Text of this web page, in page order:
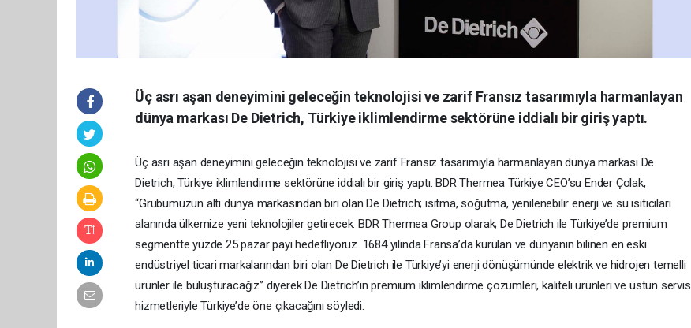
Üç asrı aşan deneyimini geleceğin teknolojisi ve zarif Fransız tasarımıyla harmanlayan
dünya markası De Dietrich, Türkiye iklimlendirme sektörüne iddialı bir giriş yaptı.
Üç asrı aşan deneyimini geleceğin teknolojisi ve zarif Fransız tasarımıyla harmanlayan dünya markası De
Dietrich, Türkiye iklimlendirme sektörüne iddialı bir giriş yaptı. BDR Thermea Türkiye CEO’su Ender Çolak,
“Grubumuzun altı dünya markasından biri olan De Dietrich; ısıtma, soğutma, yenilenebilir enerji ve su ısıtıcıları
alanında ülkemize yeni teknolojiler getirecek. BDR Thermea Group olarak; De Dietrich ile Türkiye’de premium
segmentte yüzde 25 pazar payı hedefliyoruz. 1684 yılında Fransa’da kurulan ve dünyanın bilinen en eski
endüstriyel ticari markalarından biri olan De Dietrich ile Türkiye’yi enerji dönüşümünde elektrik ve hidrojen temelli
ürünler ile buluşturacağız” diyerek De Dietrich’in premium iklimlendirme çözümleri, kaliteli ürünleri ve üstün servis
hizmetleriyle Türkiye’de öne çıkacağını söyledi.